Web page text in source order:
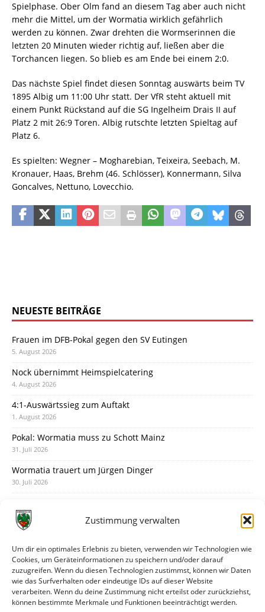
Zustimmung verwalten
Um dir ein optimales Erlebnis zu bieten, verwenden wir Technologien wie
Cookies, um Geräteinformationen zu speichern und/oder darauf
zuzugreifen. Wenn du diesen Technologien zustimmst, können wir Daten
wie das Surfverhalten oder eindeutige IDs auf dieser Website
verarbeiten. Wenn du deine Zustimmung nicht erteilst oder zurückziehst,
können bestimmte Merkmale und Funktionen beeinträchtigt werden.
Spielphase. Ober Olm fand an diesem Tag aber auch nicht
mehr die Mittel, um der Wormatia wirklich gefährlich
werden zu können. Zwar drehten die Wormserinnen die
letzten 20 Minuten wieder richtig auf, ließen aber die
Torchancen liegen. So blieb es am Ende bei einem 2:0.
Das nächste Spiel findet diesen Sonntag auswärts beim TV
1895 Albig um 11:00 Uhr statt. Der VfR steht aktuell mit
einem Punkt Rückstand auf die SG Ingelheim Drais II auf
Platz 2 mit 26:9 Toren. Albig rutschte letzten Spieltag auf
Platz 6.
Es spielten: Wegner – Mogharebian, Teixeira, Seebach, M.
Kronauer, Haas, Brehm (46. Schlösser), Konnermann, Silva
Goncalves, Nettuno, Lovecchio.
NEUESTE BEITRÄGE
Frauen im DFB-Pokal gegen den SV Eutingen
5. August 2026
Nock übernimmt Heimspielcatering
4. August 2026
4:1-Auswärtssieg zum Auftakt
1. August 2026
Pokal: Wormatia muss zu Schott Mainz
31. Juli 2026
Wormatia trauert um Jürgen Dinger
30. Juli 2026
28. Juli 2026
28. Juli 2026
Neue Podcast-Folge: So tickt Björn!
27. Juli 2026
Eindrücke vom Stadionfest